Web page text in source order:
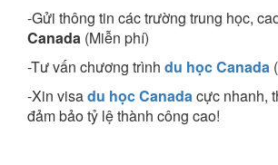
-Gửi thông tin các trường trung học,
Canada (Miễn phí)
-Tư vấn chương trình du học Canada
-Xin visadu học Canadacực nhanh,
đảm bảo tỷ lệ thành công cao!